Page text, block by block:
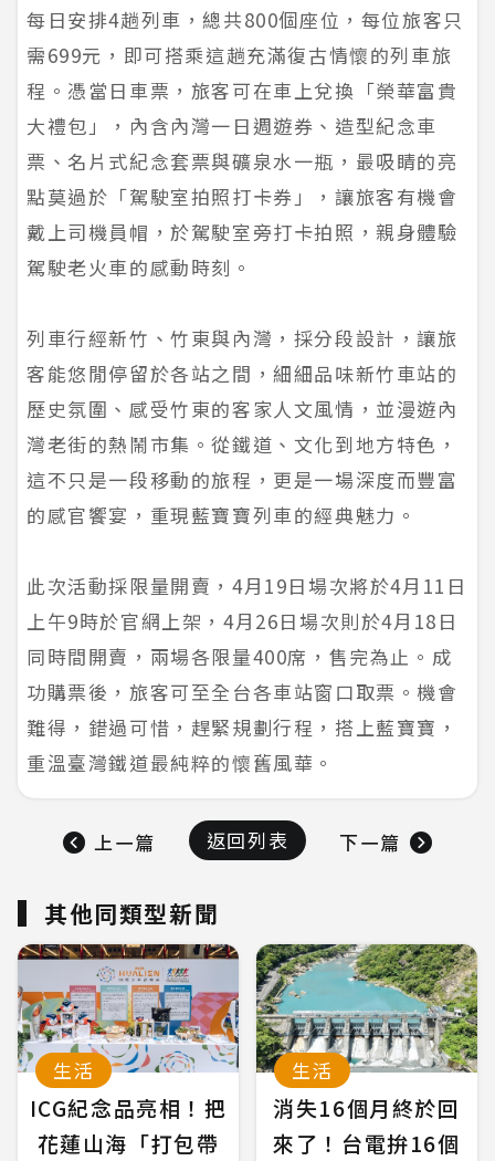
每日安排4趟列車，總共800個座位，每位旅客只
需699元，即可搭乘這趟充滿復古情懷的列車旅
程。憑當日車票，旅客可在車上兌換「榮華富貴
大禮包」，內含內灣一日週遊券、造型紀念車
票、名片式紀念套票與礦泉水一瓶，最吸睛的亮
點莫過於「駕駛室拍照打卡券」，讓旅客有機會
戴上司機員帽，於駕駛室旁打卡拍照，親身體驗
駕駛老火車的感動時刻。
列車行經新竹、竹東與內灣，採分段設計，讓旅
客能悠閒停留於各站之間，細細品味新竹車站的
歷史氛圍、感受竹東的客家人文風情，並漫遊內
灣老街的熱鬧市集。從鐵道、文化到地方特色，
這不只是一段移動的旅程，更是一場深度而豐富
的感官饗宴，重現藍寶寶列車的經典魅力。
此次活動採限量開賣，4月19日場次將於4月11日
上午9時於官網上架，4月26日場次則於4月18日
同時間開賣，兩場各限量400席，售完為止。成
功購票後，旅客可至全台各車站窗口取票。機會
難得，錯過可惜，趕緊規劃行程，搭上藍寶寶，
重溫臺灣鐵道最純粹的懷舊風華。
上一篇 返回列表 下一篇
其他同類型新聞
生活
ICG紀念品亮相！把
花蓮山海「打包帶
生活
消失16個月終於回
來了！台電拚16個